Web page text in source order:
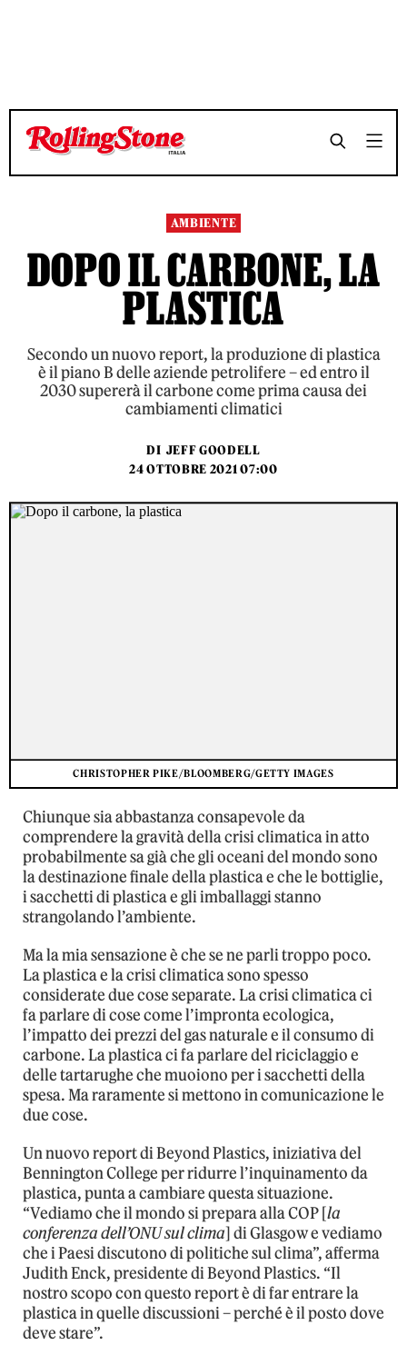
TEMPO DI LETTURA 7 MINUTI SHARE
TEMPO DI LETTURA 7 MINUTI SHARE
AMBIENTE
DOPO IL CARBONE, LA
PLASTICA
Secondo un nuovo report, la produzione di plastica
è il piano B delle aziende petrolifere – ed entro il
2030 supererà il carbone come prima causa dei
cambiamenti climatici
DI JEFF GOODELL
24 OTTOBRE 2021 07:00
CHRISTOPHER PIKE/BLOOMBERG/GETTY IMAGES
Chiunque sia abbastanza consapevole da
comprendere la gravità della crisi climatica in atto
probabilmente sa già che gli oceani del mondo sono
la destinazione finale della plastica e che le bottiglie,
i sacchetti di plastica e gli imballaggi stanno
strangolando l’ambiente.
Ma la mia sensazione è che se ne parli troppo poco.
La plastica e la crisi climatica sono spesso
considerate due cose separate. La crisi climatica ci
fa parlare di cose come l’impronta ecologica,
l’impatto dei prezzi del gas naturale e il consumo di
carbone. La plastica ci fa parlare del riciclaggio e
delle tartarughe che muoiono per i sacchetti della
spesa. Ma raramente si mettono in comunicazione le
due cose.
Un nuovo report di Beyond Plastics, iniziativa del
Bennington College per ridurre l’inquinamento da
plastica, punta a cambiare questa situazione.
“Vediamo che il mondo si prepara alla COP [la
conferenza dell’ONU sul clima] di Glasgow e vediamo
che i Paesi discutono di politiche sul clima”, afferma
Judith Enck, presidente di Beyond Plastics. “Il
nostro scopo con questo report è di far entrare la
plastica in quelle discussioni – perché è il posto dove
deve stare”.